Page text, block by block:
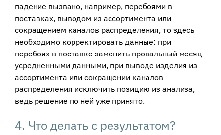
падение вызвано, например, перебоями в
поставках, выводом из ассортимента или
сокращением каналов распределения, то здесь
необходимо корректировать данные: при
перебоях в поставке заменить провальный месяц
усредненными данными, при выводе изделия из
ассортимента или сокращении каналов
распределения исключить позицию из анализа,
ведь решение по ней уже принято.
4. Что делать с результатом?